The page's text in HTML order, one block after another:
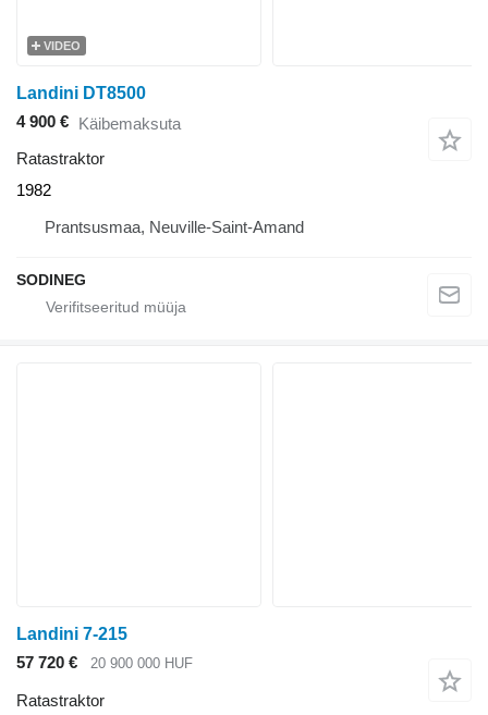
VIDEO
Landini DT8500
4 900 € Käibemaksuta
Ratastraktor
1982
Prantsusmaa, Neuville-Saint-Amand
SODINEG
Landini 7-215
57 720 €
20 900 000 HUF
Ratastraktor